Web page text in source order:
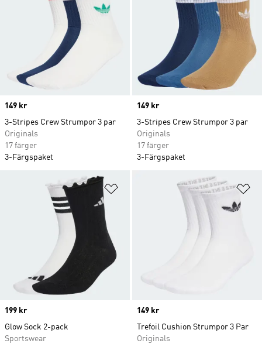
Price
149 kr
3-Stripes Crew Strumpor 3 par
Originals
17 färger
3-Färgspaket
Price
149 kr
3-Stripes Crew Strumpor 3 par
Originals
17 färger
3-Färgspaket
Lägg till på önskelistan
Price
199 kr
Glow Sock 2-pack
Sportswear
Price
149 kr
Trefoil Cushion Strumpor 3 Par
Originals